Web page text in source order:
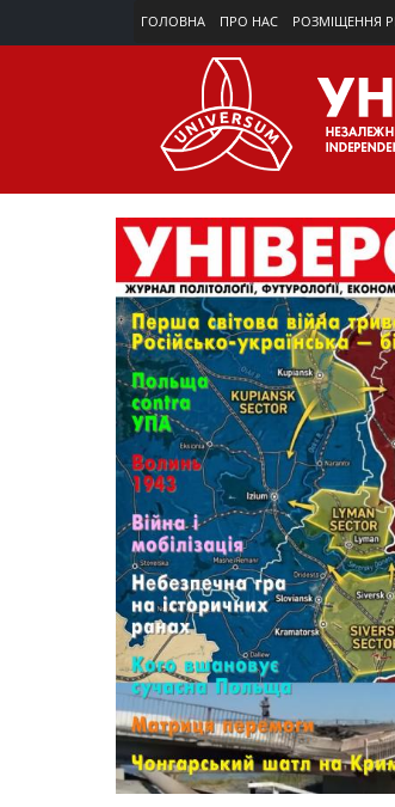
ГОЛОВНА ПРО НАС РОЗМІЩЕННЯ